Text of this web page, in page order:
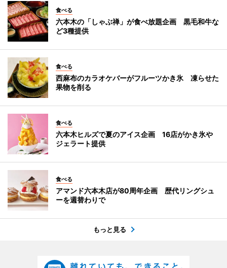
食べる
六本木の「しゃぶ禅」が食べ放題企画 黒毛和牛な
ど3種提供
食べる
西麻布のカラオケバーがフルーツかき氷 凍らせた
果物を削る
食べる
六本木ヒルズで夏のアイス企画 16店がかき氷や
ジェラート提供
食べる
アマンド六本木店が80周年企画 歴代リングシュ
ーを週替わりで
もっと見る